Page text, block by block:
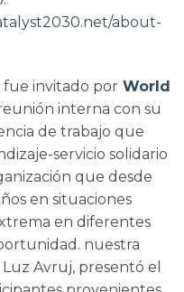
about-
fue invitado por World
interna con su
de trabajo que
servicio solidario
que desde
en situaciones
en diferentes
nuestra
Avruj, presentó el